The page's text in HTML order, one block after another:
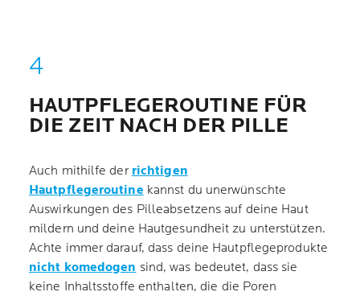
HAUTPFLEGEROUTINE FÜR
DIE ZEIT NACH DER PILLE
Auch mithilfe der richtigen
Hautpflegeroutine kannst du unerwünschte
Auswirkungen des Pilleabsetzens auf deine Haut
mildern und deine Hautgesundheit zu unterstützen.
Achte immer darauf, dass deine Hautpflegeprodukte
nicht komedogen sind, was bedeutet, dass sie
keine Inhaltsstoffe enthalten, die die Poren